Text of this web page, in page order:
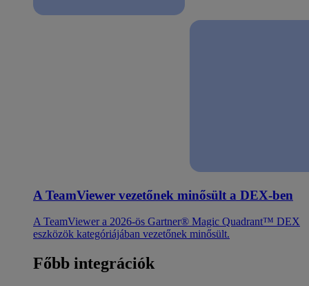
A TeamViewer vezetőnek minősült a DEX-ben
A TeamViewer a 2026-ös Gartner® Magic Quadrant™ DEX
eszközök kategóriájában vezetőnek minősült.
Főbb integrációk